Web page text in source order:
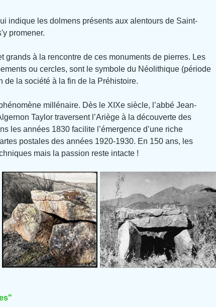
indique les dolmens présents aux alentours de Saint-
promener.
grands à la rencontre de ces monuments de pierres. Les
ou cercles, sont le symbole du Néolithique (période
de la société à la fin de la Préhistoire.
millénaire. Dès le XIXe siècle, l’abbé Jean-
Taylor traversent l’Ariège à la découverte des
les années 1830 facilite l’émergence d’une riche
postales des années 1920-1930. En 150 ans, les
mais la passion reste intacte !